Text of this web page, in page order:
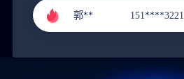
张** 136****4686